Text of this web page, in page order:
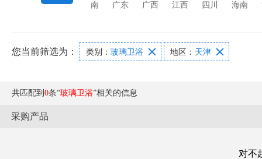
南
广东 广西 江西 四川 海南
您当前筛选为： 类别： 玻璃卫浴  地区： 天津 
共匹配到 0条“玻璃卫浴”相关的信息
采购产品
对不